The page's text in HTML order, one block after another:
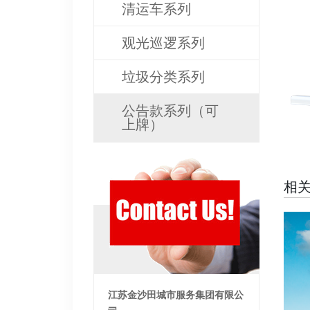
清运车系列
观光巡逻系列
垃圾分类系列
公告款系列（可
上牌）
江苏金沙田城市服务集团有限公
相